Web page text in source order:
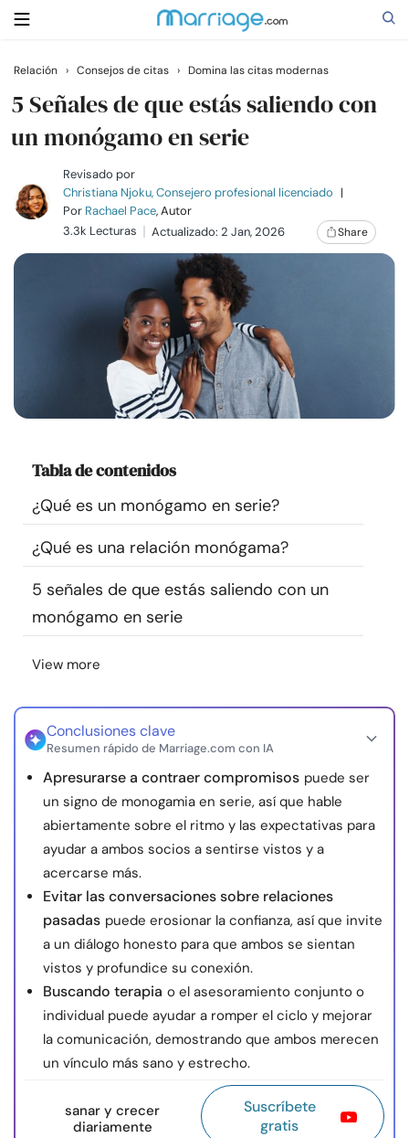
Buscar
Casarse
Relaciones
Familia
Comunidad
Encuentra un terapeuta
Idioma
Sobre nosotros
© Copyright 2026. Todos los derechos reservados.
Relación › Consejos de citas › Domina las citas modernas
5 Señales de que estás saliendo con
un monógamo en serie
Revisado por
Christiana Njoku, Consejero profesional licenciado |
Por Rachael Pace, Autor
3.3k Lecturas
Actualizado: 2 Jan, 2026 Share
Tabla de contenidos
¿Qué es un monógamo en serie?
¿Qué es una relación monógama?
5 señales de que estás saliendo con un
monógamo en serie
View more
Conclusiones clave
Resumen rápido de Marriage.com con IA
Apresurarse a contraer compromisos puede ser
un signo de monogamia en serie, así que hable
abiertamente sobre el ritmo y las expectativas para
ayudar a ambos socios a sentirse vistos y a
acercarse más.
Evitar las conversaciones sobre relaciones
pasadas puede erosionar la confianza, así que invite
a un diálogo honesto para que ambos se sientan
vistos y profundice su conexión.
Buscando terapia o el asesoramiento conjunto o
individual puede ayudar a romper el ciclo y mejorar
la comunicación, demostrando que ambos merecen
un vínculo más sano y estrecho.
sanar y crecer
diariamente
Suscríbete
gratis